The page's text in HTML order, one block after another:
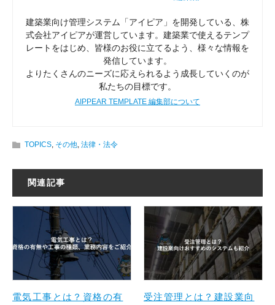
建築業向け管理システム「アイピア」を開発している、株
式会社アイピアが運営しています。建築業で使えるテンプ
レートをはじめ、皆様のお役に立てるよう、様々な情報を
発信しています。
よりたくさんのニーズに応えられるよう成長していくのが
私たちの目標です。
AIPPEAR TEMPLATE 編集部について
TOPICS その他 法律・法令
関連記事
電気工事とは？資格の有
受注管理とは？建設業向